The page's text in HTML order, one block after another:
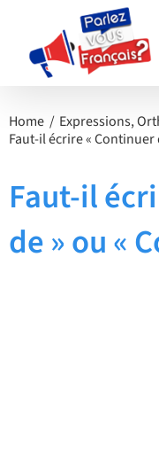
contenu
Home Expressions
Faut-il écrire « Continuer
Faut-il
de » ou «